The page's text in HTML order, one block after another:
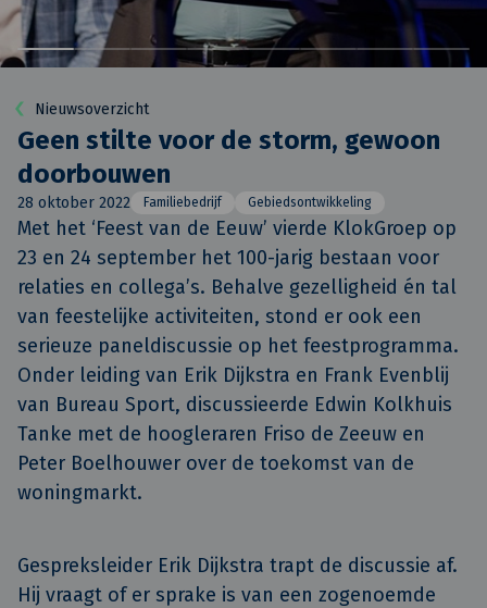
Nieuwsoverzicht
Geen stilte voor de storm, gewoon
doorbouwen
28 oktober 2022 Familiebedrijf Gebiedsontwikkeling
Met het ‘Feest van de Eeuw’ vierde KlokGroep op
23 en 24 september het 100-jarig bestaan voor
relaties en collega’s. Behalve gezelligheid én tal
van feestelijke activiteiten, stond er ook een
serieuze paneldiscussie op het feestprogramma.
Onder leiding van Erik Dijkstra en Frank Evenblij
van Bureau Sport, discussieerde Edwin Kolkhuis
Tanke met de hoogleraren Friso de Zeeuw en
Peter Boelhouwer over de toekomst van de
woningmarkt.
Gespreksleider Erik Dijkstra trapt de discussie af.
Hij vraagt of er sprake is van een zogenoemde